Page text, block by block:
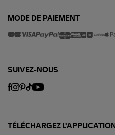
MODE DE PAIEMENT
SUIVEZ-NOUS
TÉLÉCHARGEZ L'APPLICATION